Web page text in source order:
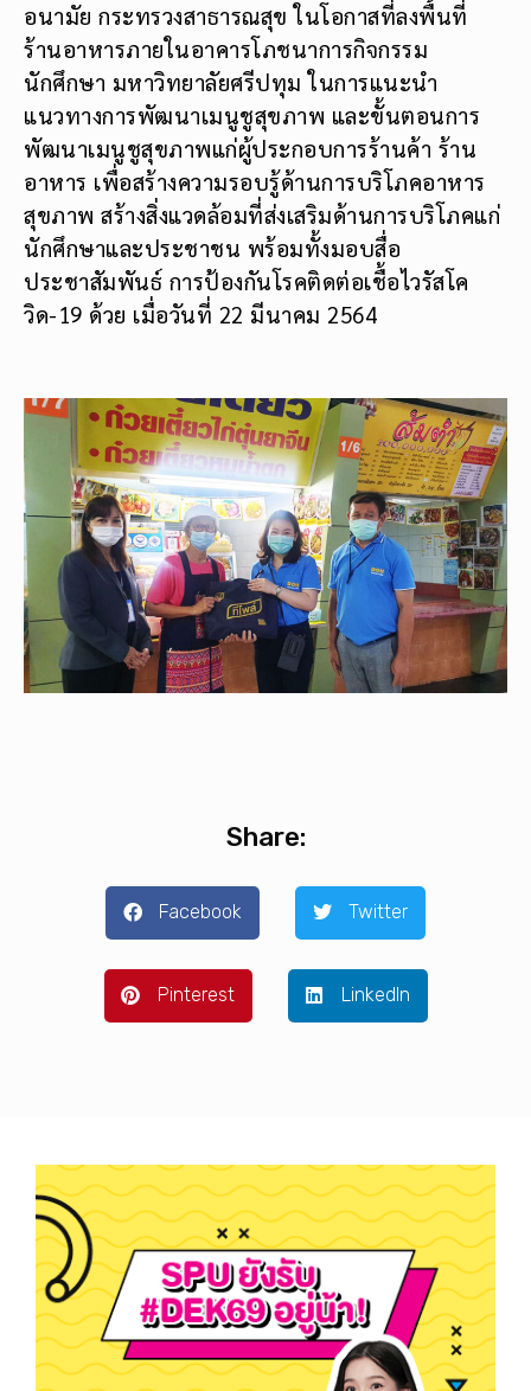
อนามัย กระทรวงสาธารณสุข ในโอกาสที่ลงพื้นที่
ร้านอาหารภายในอาคารโภชนาการกิจกรรม
นักศึกษา มหาวิทยาลัยศรีปทุม ในการแนะนำ
แนวทางการพัฒนาเมนูชูสุขภาพ และขั้นตอนการ
พัฒนาเมนูชูสุขภาพแก่ผู้ประกอบการร้านค้า ร้าน
อาหาร เพื่อสร้างความรอบรู้ด้านการบริโภคอาหาร
สุขภาพ สร้างสิ่งแวดล้อมที่ส่งเสริมด้านการบริโภคแก่
นักศึกษาและประชาชน พร้อมทั้งมอบสื่อ
ประชาสัมพันธ์ การป้องกันโรคติดต่อเชื้อไวรัสโค
วิด-19 ด้วย เมื่อวันที่ 22 มีนาคม 2564
Share:
Facebook Twitter
Pinterest LinkedIn